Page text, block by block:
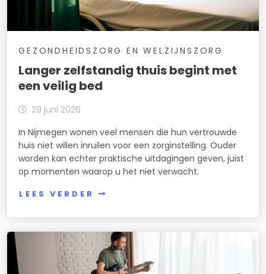
GEZONDHEIDSZORG EN WELZIJNSZORG
Langer zelfstandig thuis begint met
een veilig bed
29 juni 2026
In Nijmegen wonen veel mensen die hun vertrouwde
huis niet willen inruilen voor een zorginstelling. Ouder
worden kan echter praktische uitdagingen geven, juist
op momenten waarop u het niet verwacht.
LEES VERDER